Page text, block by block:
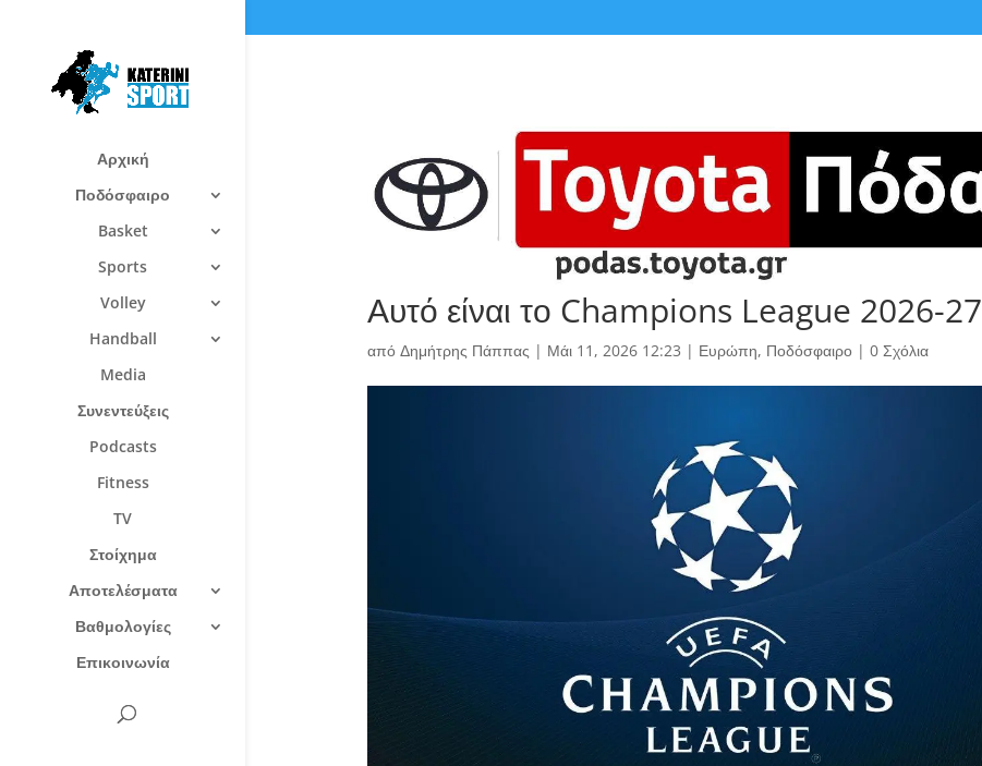
Αρχική
Ποδόσφαιρο
Basket
Sports
Volley
Handball
Media
Συνεντεύξεις
Podcasts
Fitness
TV
Στοίχημα
Αποτελέσματα
Βαθμολογίες
Επικοινωνία
Αυτό είναι το Champions League 2026-27
από Δημήτρης Πάππας | Μάι 11, 2026 12:23 | Ευρώπη, Ποδόσφαιρο| 0 Σχόλια